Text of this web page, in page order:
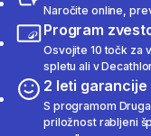
Naročite online,
Program
Osvojite 10 točk za
spletu ali v
2 leti garancije
S programom
priložnost rabljeni